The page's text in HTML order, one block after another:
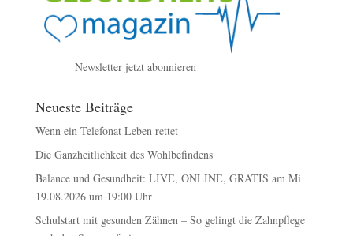
Newsletter jetzt abonnieren
Neueste Beiträge
Wenn ein Telefonat Leben rettet
Die Ganzheitlichkeit des Wohlbefindens
Balance und Gesundheit: LIVE, ONLINE, GRATIS am Mi
19.08.2026 um 19:00 Uhr
Schulstart mit gesunden Zähnen – So gelingt die Zahnpflege